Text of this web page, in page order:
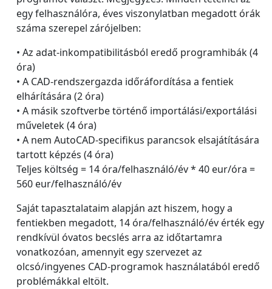
egy felhasználóra, éves viszonylatban megadott órák
száma szerepel zárójelben:
• Az adat-inkompatibilitásból eredő programhibák (4
óra)
• A CAD-rendszergazda időráfordítása a fentiek
elhárítására (2 óra)
• A másik szoftverbe történő importálási/exportálási
műveletek (4 óra)
• A nem AutoCAD-specifikus parancsok elsajátítására
tartott képzés (4 óra)
Teljes költség = 14 óra/felhasználó/év * 40 eur/óra =
560 eur/felhasználó/év
Saját tapasztalataim alapján azt hiszem, hogy a
fentiekben megadott, 14 óra/felhasználó/év érték egy
rendkívül óvatos becslés arra az időtartamra
vonatkozóan, amennyit egy szervezet az
olcsó/ingyenes CAD-programok használatából eredő
problémákkal eltölt.